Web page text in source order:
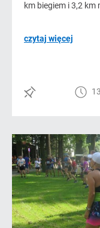
km biegiem i 3,2 km
czytaj więcej